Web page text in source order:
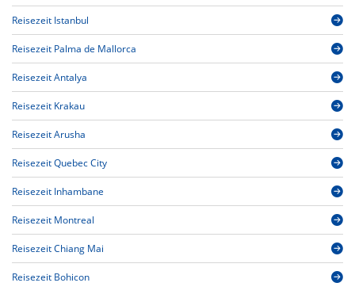
Reisezeit Istanbul
Reisezeit Palma de Mallorca
Reisezeit Antalya
Reisezeit Krakau
Reisezeit Arusha
Reisezeit Quebec City
Reisezeit Inhambane
Reisezeit Montreal
Reisezeit Chiang Mai
Reisezeit Bohicon